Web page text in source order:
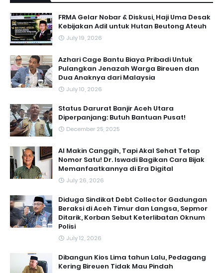
FRMA Gelar Nobar & Diskusi, Haji Uma Desak
Kebijakan Adil untuk Hutan Beutong Ateuh
July 19, 2026
Azhari Cage Bantu Biaya Pribadi Untuk
Pulangkan Jenazah Warga Bireuen dan
Dua Anaknya dari Malaysia
July 10, 2026
Status Darurat Banjir Aceh Utara
Diperpanjang: Butuh Bantuan Pusat!
December 25, 2025
AI Makin Canggih, Tapi Akal Sehat Tetap
Nomor Satu! Dr. Iswadi Bagikan Cara Bijak
Memanfaatkannya di Era Digital
July 26, 2026
Diduga Sindikat Debt Collector Gadungan
Beraksi di Aceh Timur dan Langsa, Sepmor
Ditarik, Korban Sebut Keterlibatan Oknum
Polisi
July 12, 2026
Dibangun Kios Lima tahun Lalu, Pedagang
Kering Bireuen Tidak Mau Pindah